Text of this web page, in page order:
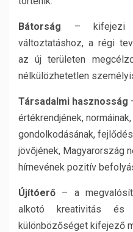
Bátorság – kifejezi
változtatáshoz, a régi
az új területen
nélkülözhetetlen
Társadalmi hasznosság
értékrendjének,
gondolkodásának,
jövőjének, Magyarország
hírnevének pozitív
Újítóerő – a
alkotó kreativitás és
különbözőséget kifejező